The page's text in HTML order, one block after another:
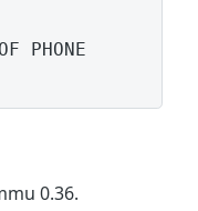
PHONE
0.36.